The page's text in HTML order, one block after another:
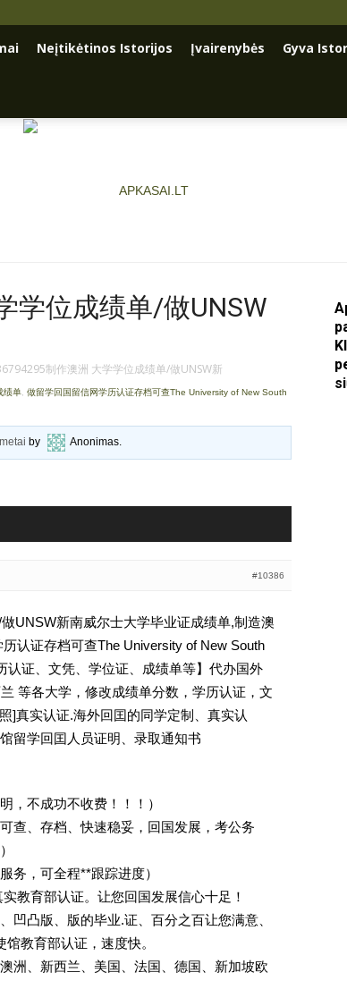
Neįtikėtinos Istorijos Įvairenybės Gyva
学位成绩单/做UNSW
制作澳洲 大学学位成绩单/做UNSW新
绩单, 做留学回国留信网学历认证存档可查The University of New South
by Anonimas.
#10386
UNSW新南威尔士大学毕业证成绩单,制造澳
认证存档可查The University of New South
认证、文凭、学位证、成绩单等】代办国外
等各大学，修改成绩单分数，学历认证，文
]真实认证.海外回囯的同学定制、真实认
留学回囯人员证明、录取通知书
，不成功不收费！！！）
查、存档、快速稳妥，回国发展，考公务
）
务，可全程**跟踪进度）
教育部认证。让您回国发展信心十足！
凸版、版的毕业.证、百分之百让您满意、
教育部认证，速度快。
洲、新西兰、美国、法国、德国、新加坡欧